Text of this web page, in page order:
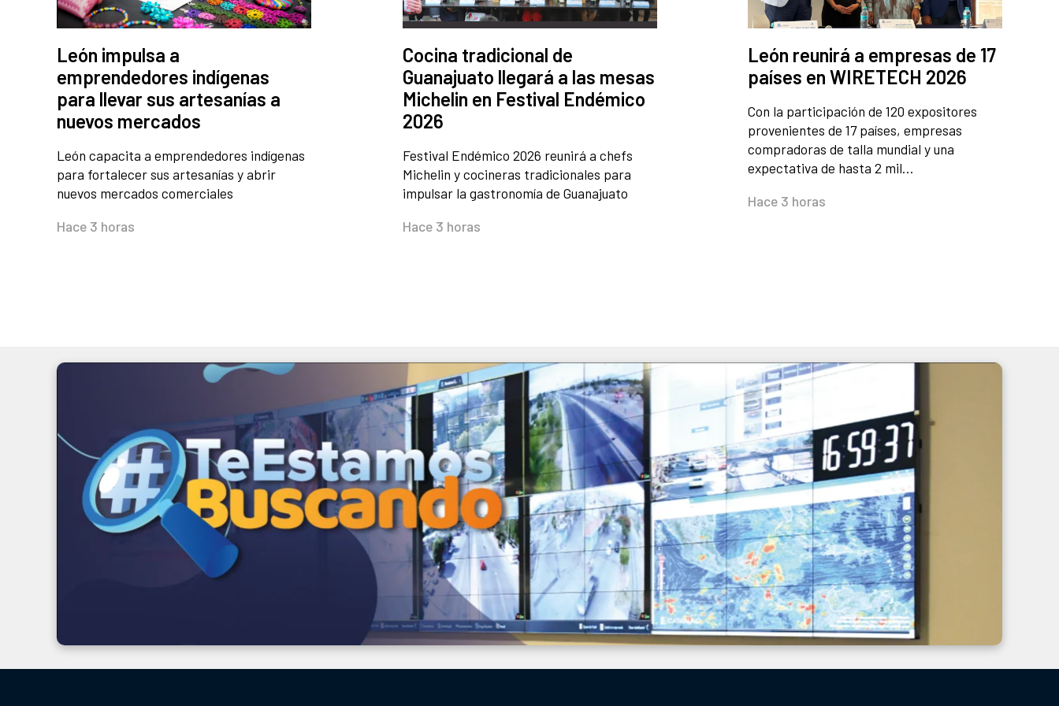
León impulsa a
emprendedores indígenas
para llevar sus artesanías a
nuevos mercados
León capacita a emprendedores indígenas
para fortalecer sus artesanías y abrir
nuevos mercados comerciales
Hace 3 horas
Cocina tradicional de
Guanajuato llegará a las mesas
Michelin en Festival Endémico
2026
Festival Endémico 2026 reunirá a chefs
Michelin y cocineras tradicionales para
impulsar la gastronomía de Guanajuato
Hace 3 horas
León reunirá a empresas de 17
países en WIRETECH 2026
Con la participación de 120 expositores
provenientes de 17 países, empresas
compradoras de talla mundial y una
expectativa de hasta 2 mil…
Hace 3 horas